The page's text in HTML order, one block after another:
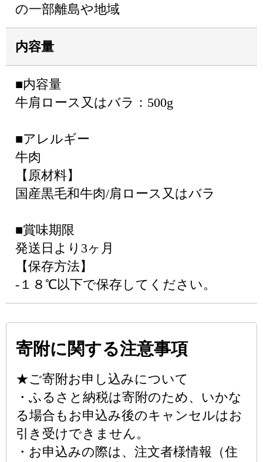
の一部離島や地域
内容量
■内容量
牛肩ロース又はバラ：500g
■アレルギー
牛肉
【原材料】
国産黒毛和牛肉/肩ロース又はバラ
■賞味期限
発送日より3ヶ月
【保存方法】
-１８℃以下で保存してください。
寄附に関する注意事項
★ご寄附お申し込みについて
・ふるさと納税は寄附のため、いかな
る場合もお申込み後のキャンセルはお
引き受けできません。
・お申込みの際は、注文者様情報（住